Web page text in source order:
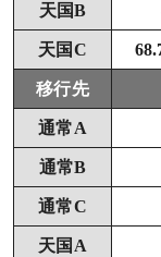
天国B
天国C
移行先
通常A
通常B
通常C
天国A